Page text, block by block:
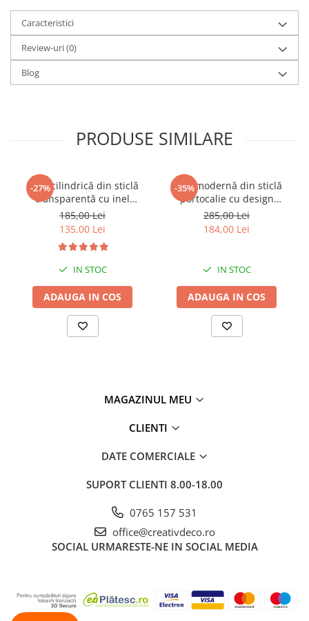
Caracteristici
Review-uri(0)
Blog
PRODUSE SIMILARE
-27%
Vază cilindrică din sticlă
transparentă cu inel
decorativ auriu la bază Ring
25 x 14 x 14 cm
185,00 Lei
135,00 Lei
IN STOC
ADAUGA IN COS
-35%
Vază modernă din sticlă
portocalie cu design
contemporan Leo 16 x 10 x
26 cm
285,00 Lei
184,00 Lei
IN STOC
ADAUGA IN COS
MAGAZINUL MEU
CLIENTI
DATE COMERCIALE
SUPORT CLIENTI 8.00-18.00
0765 157 531
office@creativdeco.ro
SOCIAL URMARESTE-NE IN SOCIAL MEDIA